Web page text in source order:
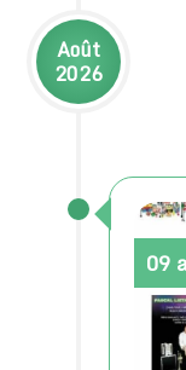
Août
2026
09